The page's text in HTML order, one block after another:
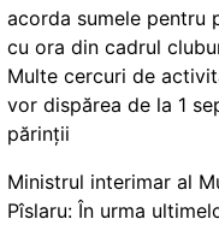
acorda sumele pentru
cu ora din cadrul
Multe cercuri de
vor dispărea de la 1
părinții
Ministrul interimar al
Pîslaru: În urma